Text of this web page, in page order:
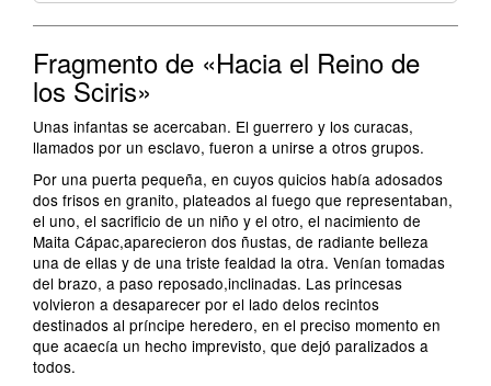
Fragmento de «Hacia el Reino de
los Sciris»
Unas infantas se acercaban. El guerrero y los curacas,
llamados por un esclavo, fueron a unirse a otros grupos.
Por una puerta pequeña, en cuyos quicios había adosados
dos frisos en granito, plateados al fuego que representaban,
el uno, el sacrificio de un niño y el otro, el nacimiento de
Maita Cápac,aparecieron dos ñustas, de radiante belleza
una de ellas y de una triste fealdad la otra. Venían tomadas
del brazo, a paso reposado,inclinadas. Las princesas
volvieron a desaparecer por el lado delos recintos
destinados al príncipe heredero, en el preciso momento en
que acaecía un hecho imprevisto, que dejó paralizados a
todos.